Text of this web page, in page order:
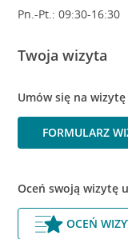
Pn.-Pt.: 09:30-16:30
Twoja wizyta
Umów się na
FORMULARZ
Oceń swoją wizytę
OCEŃ